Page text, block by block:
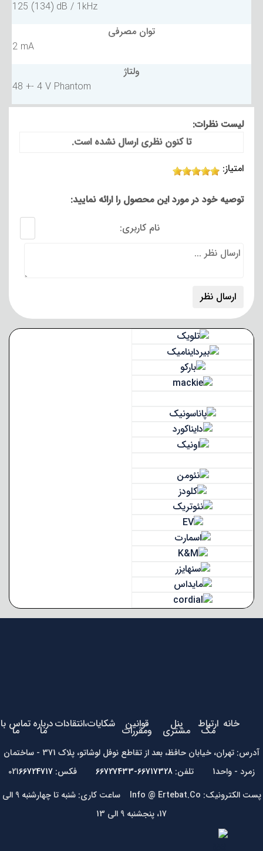
125 (134) dB / 1kHz
توان مصرفی
2 mA
ولتاژ
48 +- 4 V Phantom
لیست نظرات:
تا کنون نظری ارسال نشده است.
امتیاز:
توصیه خود در مورد این محصول را ارائه نمایید:
نام کاربری:
خانه ارتباط
مگ پنل
مشتری قوانین
ومقررات شکایات،انتقاداتدرباره
ما تماس با
ما
آدرس: تهران، خیابان حافظ، بعد از تقاطع نوفل لوشاتو، پلاک 371 - ساختمان
زمرد - واحد1 تلفن:
66717328-66727433 فکس: 021 66724717
پست الکترونیک: Info @ Ertebat.Co ساعت کاری: شنبه تا چهارشنبه 9 الی
17، پنجشنبه 9 الی 13